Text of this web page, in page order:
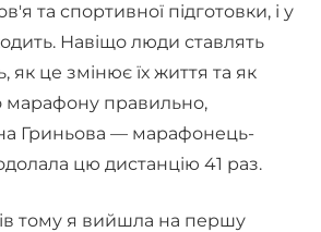
та спортивної підготовки, і у
Навіщо люди ставлять
як це змінює їх життя та як
марафону правильно,
Гриньова — марафонець-
цю дистанцію 41 раз.
тому я вийшла на першу